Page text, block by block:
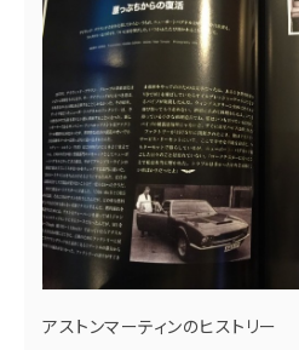
アストンマーティンのヒストリー